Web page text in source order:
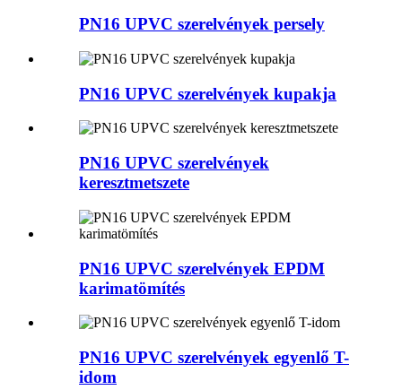
PN16 UPVC szerelvények persely
PN16 UPVC szerelvények kupakja
PN16 UPVC szerelvények
keresztmetszete
PN16 UPVC szerelvények EPDM
karimatömítés
PN16 UPVC szerelvények egyenlő T-
idom